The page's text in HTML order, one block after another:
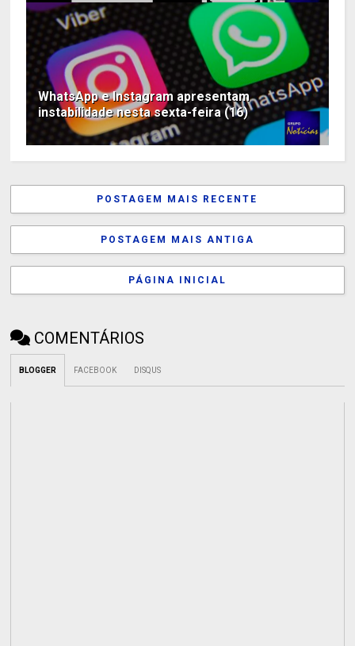
WhatsApp e Instagram apresentam
instabilidade nesta sexta-feira (16)
POSTAGEM MAIS RECENTE
POSTAGEM MAIS ANTIGA
PÁGINA INICIAL
COMENTÁRIOS
BLOGGER FACEBOOK DISQUS